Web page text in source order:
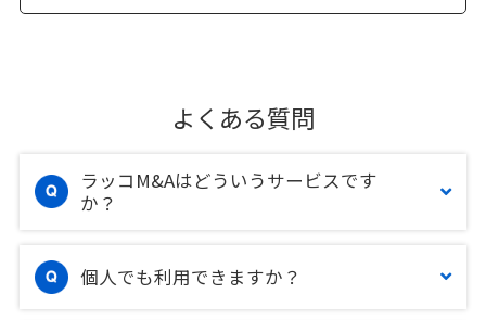
よくある質問
ラッコM&Aはどういうサービスです
か？
個人でも利用できますか？